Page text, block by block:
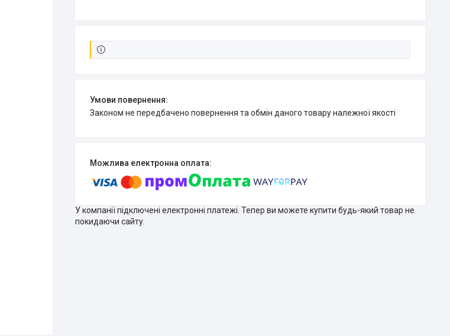
Законом не передбачено повернення та обмін даного товару належної якості
У компанії підключені електронні платежі. Тепер ви можете купити будь-який товар не
покидаючи сайту.